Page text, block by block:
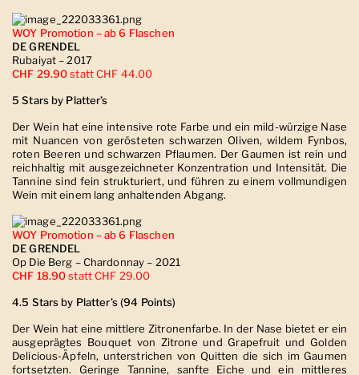
WOY Promotion – ab 6 Flaschen
DE GRENDEL
Rubaiyat – 2017
CHF 29.90statt CHF 44.00
5 Stars by Platter’s
Der Wein hat eine intensive rote Farbe und ein mild-würzige Nase
mit Nuancen von gerösteten schwarzen Oliven, wildem Fynbos,
roten Beeren und schwarzen Pflaumen. Der Gaumen ist rein und
reichhaltig mit ausgezeichneter Konzentration und Intensität. Die
Tannine sind fein strukturiert, und führen zu einem vollmundigen
Wein mit einem lang anhaltenden Abgang.
WOY Promotion – ab 6 Flaschen
DE GRENDEL
Op Die Berg – Chardonnay – 2021
CHF 18.90 statt CHF 29.00
4.5 Stars by Platter’s (94 Points)
Der Wein hat eine mittlere Zitronenfarbe. In der Nase bietet er ein
ausgeprägtes Bouquet von Zitrone und Grapefruit und Golden
Delicious-Äpfeln, unterstrichen von Quitten die sich im Gaumen
fortsetzten. Geringe Tannine, sanfte Eiche und ein mittleres